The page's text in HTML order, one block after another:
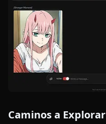
Caminos a Explorar